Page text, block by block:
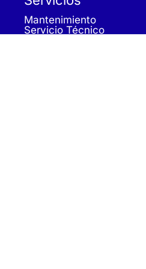
Mantenimiento
Servicio Técnico